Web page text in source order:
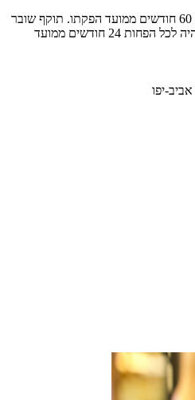
תוקף שובר כספי הינו לכל הפחות 60 חודשים ממועד הפקתו. תוקף שובר
לרכישת מוצר או שירות מסויים יהיה לכל הפחות 24 חודשים ממועד